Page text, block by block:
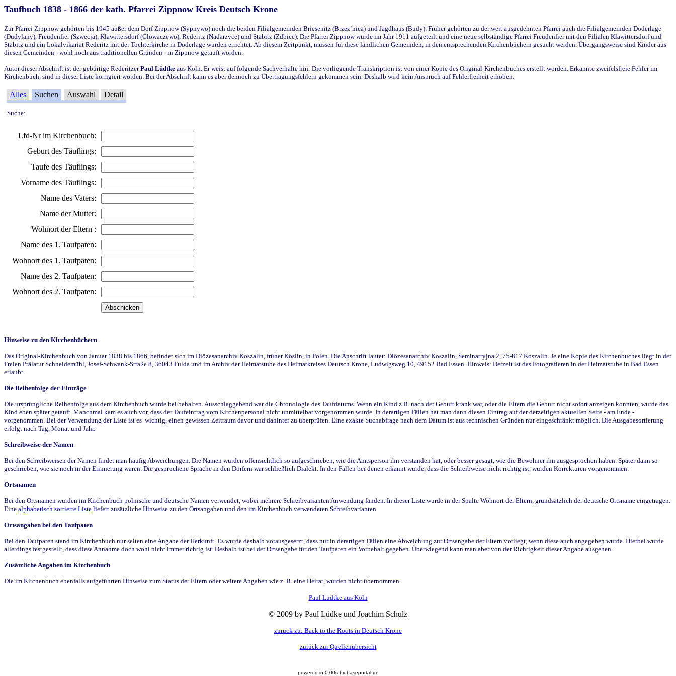
Taufbuch 1838 - 1866 der kath. Pfarrei Zippnow Kreis Deutsch Krone
Zur Pfarrei Zippnow gehörten bis 1945 außer dem Dorf Zippnow (Sypnywo) noch die beiden Filialgemeinden Briesenitz (Brzez`nica) und Jagdhaus (Budy). Früher gehörten zu der weit ausgedehnten Pfarrei auch die Filialgemeinden Doderlage
(Dudylany), Freudenfier (Szwecja), Klawittersdorf (Glowaczewo), Rederitz (Nadarzyce) und Stabitz (Zdbice). Die Pfarrei Zippnow wurde im Jahr 1911 aufgeteilt und eine neue selbständige Pfarrei Freudenfier mit den Filialen Klawittersdorf und
Stabitz und ein Lokalvikariat Rederitz mit der Tochterkirche in Doderlage wurden errichtet. Ab diesem Zeitpunkt, müssen für diese ländlichen Gemeinden, in den entsprechenden Kirchenbüchern gesucht werden. Übergangsweise sind Kinder aus
diesen Gemeinden - wohl noch aus traditionellen Gründen - in Zippnow getauft worden.
Autor dieser Abschrift ist der gebürtige RederitzerPaul Lüdtke aus Köln. Er weist auf folgende Sachverhalte hin: Die vorliegende Transkription ist von einer Kopie des Original-Kirchenbuches erstellt worden. Erkannte zweifelsfreie Fehler im
Kirchenbuch, sind in dieser Liste korrigiert worden. Bei der Abschrift kann es aber dennoch zu Übertragungsfehlern gekommen sein. Deshalb wird kein Anspruch auf Fehlerfreiheit erhoben.
Alles Suchen Auswahl Detail
Suche:
Lfd-Nr im Kirchenbuch:
Geburt des Täuflings:
Taufe des Täuflings:
Vorname des Täuflings:
Name des Vaters:
Name der Mutter:
Wohnort der Eltern :
Name des 1. Taufpaten:
Wohnort des 1. Taufpaten:
Name des 2. Taufpaten:
Wohnort des 2. Taufpaten:
Hinweise zu den Kirchenbüchern
Das Original-Kirchenbuch von Januar 1838 bis 1866, befindet sich im Diözesanarchiv Koszalin, früher Köslin, in Polen. Die Anschrift lautet: Diözesanarchiv Koszalin, Seminarryjna 2, 75-817 Koszalin. Je eine Kopie des Kirchenbuches liegt in der
Freien Prälatur Schneidemühl, Josef-Schwank-Straße 8, 36043 Fulda und im Archiv der Heimatstube des Heimatkreises Deutsch Krone, Ludwigsweg 10, 49152 Bad Essen. Hinweis: Derzeit ist das Fotografieren in der Heimatstube in Bad Essen
erlaubt.
Die Reihenfolge der Einträge
Die ursprüngliche Reihenfolge aus dem Kirchenbuch wurde bei behalten. Ausschlaggebend war die Chronologie des Taufdatums. Wenn ein Kind z.B. nach der Geburt krank war, oder die Eltern die Geburt nicht sofort anzeigen konnten, wurde das
Kind eben später getauft. Manchmal kam es auch vor, dass der Taufeintrag vom Kirchenpersonal nicht unmittelbar vorgenommen wurde. In derartigen Fällen hat man dann diesen Eintrag auf der derzeitigen aktuellen Seite - am Ende -
vorgenommen. Bei der Verwendung der Liste ist es wichtig, einen gewissen Zeitraum davor und dahinter zu überprüfen. Eine exakte Suchabfrage nach dem Datum ist aus technischen Gründen nur eingeschränkt möglich. Die Ausgabesortierung
erfolgt nach Tag, Monat und Jahr.
Schreibweise der Namen
Bei den Schreibweisen der Namen findet man häufig Abweichungen. Die Namen wurden offensichtlich so aufgeschrieben, wie die Amtsperson ihn verstanden hat, oder besser gesagt, wie die Bewohner ihn ausgesprochen haben. Später dann so
geschrieben, wie sie noch in der Erinnerung waren. Die gesprochene Sprache in den Dörfern war schließlich Dialekt. In den Fällen bei denen erkannt wurde, dass die Schreibweise nicht richtig ist, wurden Korrekturen vorgenommen.
Ortsnamen
Bei den Ortsnamen wurden im Kirchenbuch polnische und deutsche Namen verwendet, wobei mehrere Schreibvarianten Anwendung fanden. In dieser Liste wurde in der Spalte Wohnort der Eltern, grundsätzlich der deutsche Ortsname eingetragen.
Eine alphabetisch sortierte Liste liefert zusätzliche Hinweise zu den Ortsangaben und den im Kirchenbuch verwendeten Schreibvarianten.
Ortsangaben bei den Taufpaten
Bei den Taufpaten stand im Kirchenbuch nur selten eine Angabe der Herkunft. Es wurde deshalb vorausgesetzt, dass nur in derartigen Fällen eine Abweichung zur Ortsangabe der Eltern vorliegt, wenn diese auch angegeben wurde. Hierbei wurde
allerdings festgestellt, dass diese Annahme doch wohl nicht immer richtig ist. Deshalb ist bei der Ortsangabe für den Taufpaten ein Vorbehalt gegeben. Überwiegend kann man aber von der Richtigkeit dieser Angabe ausgehen.
Zusätzliche Angaben im Kirchenbuch
Die im Kirchenbuch ebenfalls aufgeführten Hinweise zum Status der Eltern oder weitere Angaben wie z. B. eine Heirat, wurden nicht übernommen.
Paul Lüdtke aus Köln
© 2009 by Paul Lüdke und Joachim Schulz
zurück zu: Back to the Roots in Deutsch Krone
zurück zur Quellenübersicht
powered in 0.00s by baseportal.de